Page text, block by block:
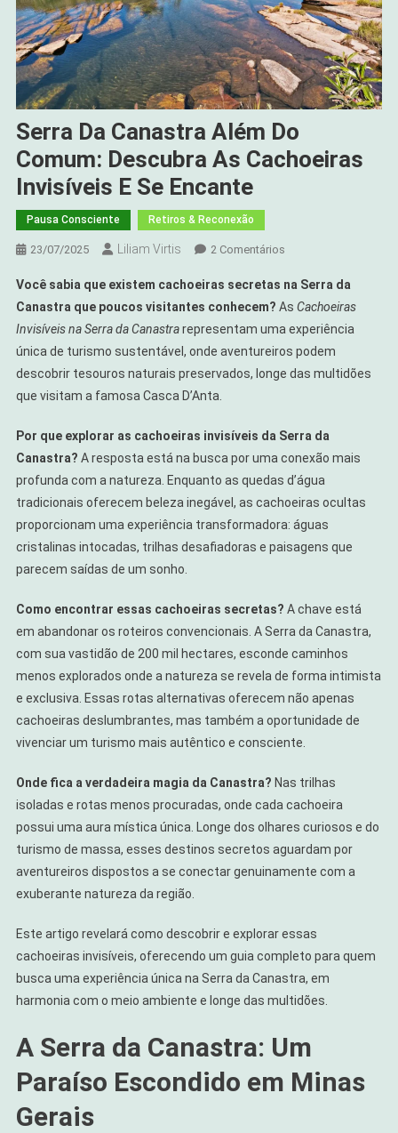
Serra Da Canastra Além Do
Comum: Descubra As Cachoeiras
Invisíveis E Se Encante
Pausa Consciente Retiros & Reconexão
23/07/2025 Liliam Virtis 2 ComentáriosEm
Da
Canastra
Além
Do
Comum:
Cachoeiras
Invisíveis
Você sabia que existem cachoeiras secretas na Serra da
Canastra que poucos visitantes conhecem? As Cachoeiras
Invisíveis na Serra da Canastrarepresentam uma experiência
única de turismo sustentável, onde aventureiros podem
descobrir tesouros naturais preservados, longe das multidões
que visitam a famosa Casca D’Anta.
Por que explorar as cachoeiras invisíveis da Serra da
Canastra? A resposta está na busca por uma conexão mais
profunda com a natureza. Enquanto as quedas d’água
tradicionais oferecem beleza inegável, as cachoeiras ocultas
proporcionam uma experiência transformadora: águas
cristalinas intocadas, trilhas desafiadoras e paisagens que
parecem saídas de um sonho.
Como encontrar essas cachoeiras secretas? A chave está
em abandonar os roteiros convencionais. A Serra da Canastra,
com sua vastidão de 200 mil hectares, esconde caminhos
menos explorados onde a natureza se revela de forma intimista
e exclusiva. Essas rotas alternativas oferecem não apenas
cachoeiras deslumbrantes, mas também a oportunidade de
vivenciar um turismo mais autêntico e consciente.
Onde fica a verdadeira magia da Canastra? Nas trilhas
isoladas e rotas menos procuradas, onde cada cachoeira
possui uma aura mística única. Longe dos olhares curiosos e do
turismo de massa, esses destinos secretos aguardam por
aventureiros dispostos a se conectar genuinamente com a
exuberante natureza da região.
Este artigo revelará como descobrir e explorar essas
cachoeiras invisíveis, oferecendo um guia completo para quem
busca uma experiência única na Serra da Canastra, em
harmonia com o meio ambiente e longe das multidões.
A Serra da Canastra: Um
Paraíso Escondido em Minas
Gerais